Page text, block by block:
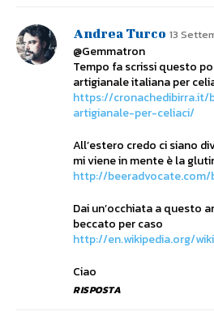
Andrea Turco 13
@Gemmatron
Tempo fa scrissi questo
artigianale italiana per
https://
artigianale-per-celiaci/
All’estero credo ci siano
mi viene in mente è la
http://
Dai un’occhiata a questo
beccato per caso
http://en.wikipedia.org/
Ciao
RISPOSTA